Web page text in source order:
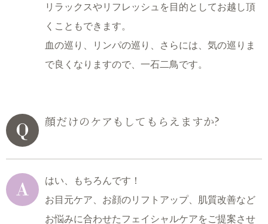
リラックスやリフレッシュを目的としてお越し頂
くこともできます。
血の巡り、リンパの巡り、さらには、気の巡りま
で良くなりますので、一石二鳥です。
顔だけのケアもしてもらえますか?
はい、もちろんです！
お目元ケア、お顔のリフトアップ、肌質改善など
お悩みに合わせたフェイシャルケアをご提案させ